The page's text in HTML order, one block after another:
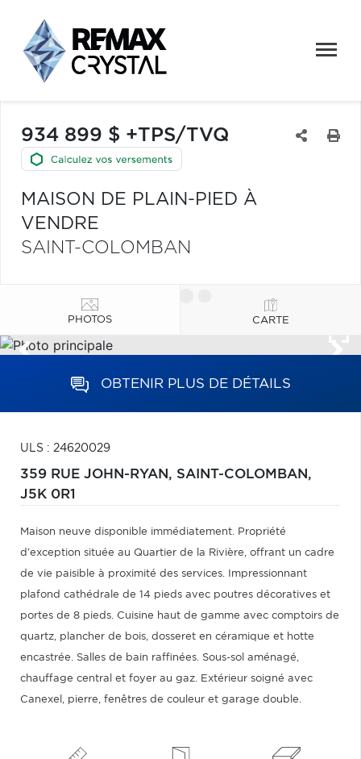
934 899 $ +TPS/TVQ
MAISON DE PLAIN-PIED À
VENDRE
SAINT-COLOMBAN
PHOTOS CARTE
OBTENIR PLUS DE DÉTAILS
ULS : 24620029
359 RUE JOHN-RYAN, SAINT-COLOMBAN,
J5K 0R1
Maison neuve disponible immédiatement. Propriété
d'exception située au Quartier de la Rivière, offrant un cadre
de vie paisible à proximité des services. Impressionnant
plafond cathédrale de 14 pieds avec poutres décoratives et
portes de 8 pieds. Cuisine haut de gamme avec comptoirs de
quartz, plancher de bois, dosseret en céramique et hotte
encastrée. Salles de bain raffinées. Sous-sol aménagé,
chauffage central et foyer au gaz. Extérieur soigné avec
Canexel, pierre, fenêtres de couleur et garage double.